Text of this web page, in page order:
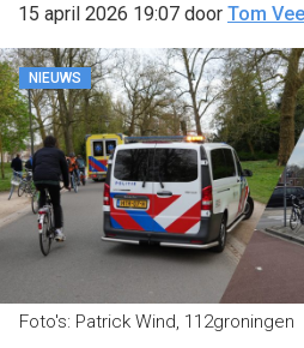
15 april 2026 19:07 door Tom
NIEUWS
Foto's: Patrick Wind, 112groningen